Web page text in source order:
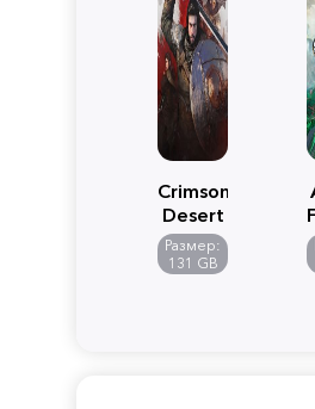
Crimson
Desert
Размер:
131 GB